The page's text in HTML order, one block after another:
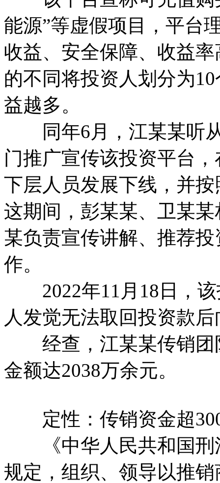
能源”等虚假项目，平台
收益、安全保障、收益
的不同将投资人划分为
益越多。
同年6月，江某某听从
门推广宣传该投资平台
下层人员发展下线，并
这期间，彭某某、卫某
某负责宣传讲解、推荐
作。
2022年11月18日，该
人发觉无法取回投资款
经查，江某某传销团
金额达2038万余元。
定性：传销资金超
《中华人民共和国刑
规定，组织、领导以推